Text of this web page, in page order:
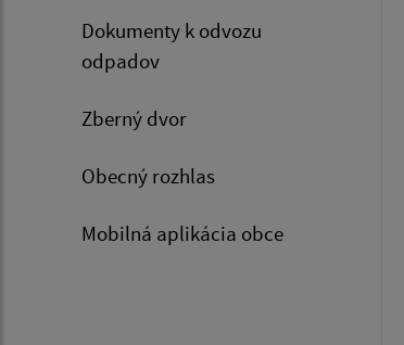
Dokumenty k odvozu
odpadov
Zberný dvor
Obecný rozhlas
Mobilná aplikácia obce